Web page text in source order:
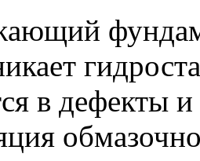
в дефекты